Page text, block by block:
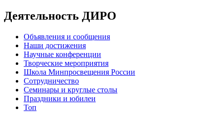
Деятельность ДИРО
Объявления и сообщения
Наши достижения
Научные конференции
Творческие мероприятия
Школа Минпросвещения России
Сотрудничество
Семинары и круглые столы
Праздники и юбилеи
Топ